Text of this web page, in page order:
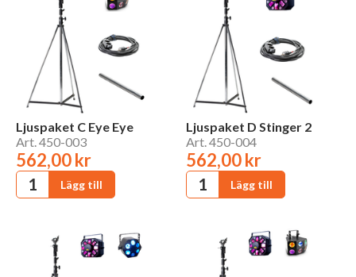
Ljuspaket C Eye Eye
Art. 450-003
562,00 kr
Ljuspaket D Stinger 2
Art. 450-004
562,00 kr